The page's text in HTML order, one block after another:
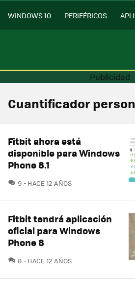
WINDOWS 10 PERIFÉRICOS
Cuantificador
Fitbit ahora está
disponible para Windows
Phone 8.1
9 COMENTARIOS
HACE 12 AÑOS
Fitbit tendrá aplicación
oficial para Windows
Phone 8
8 COMENTARIOS
HACE 12 AÑOS